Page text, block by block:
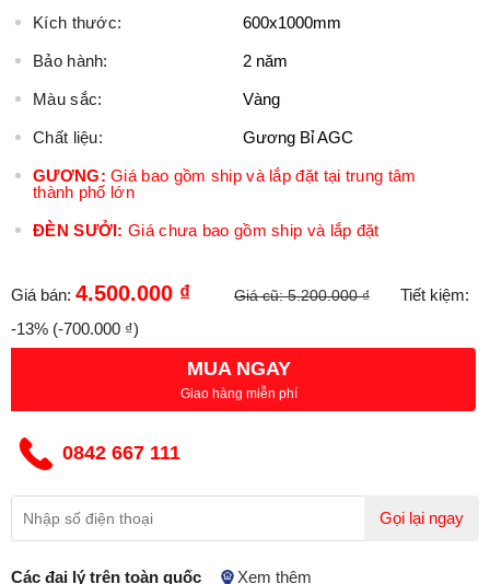
Kích thước: 600x1000mm
Bảo hành: 2 năm
Màu sắc: Vàng
Chất liệu: Gương Bỉ AGC
GƯƠNG: Giá bao gồm ship và lắp đặt tại trung tâm
thành phố lớn
ĐÈN SƯỞI: Giá chưa bao gồm ship và lắp đặt
Giá bán: 4.500.000 ₫ Giá cũ:5.200.000 ₫
Tiết kiệm:
-13% (-700.000 ₫)
MUA NGAY
Giao hàng miễn phí
0842 667 111
Gọi lại ngay
Các đại lý trên toàn quốc
Xem thêm